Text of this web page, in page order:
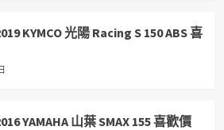
KYMCO 光陽 Racing S 150 ABS 喜
YAMAHA 山葉 SMAX 155 喜歡價